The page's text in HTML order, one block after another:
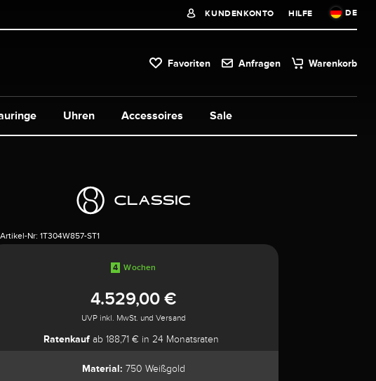
KUNDENKONTO HILFE DE
Favoriten Anfragen Warenkorb
Uhren Accessoires Sale
Artikel-Nr: 1T304W857-ST1
4 Wochen
4.529,00 €
UVP inkl. MwSt. und Versand
Ratenkaufab 188,71 € in 24 Monatsraten
Material: 750 Weißgold